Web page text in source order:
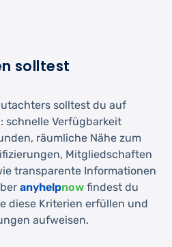
solltest
solltest du auf
schnelle Verfügbarkeit
räumliche Nähe zum
Mitgliedschaften
transparente Informationen
anyhelpnow findest du
diese Kriterien erfüllen und
aufweisen.